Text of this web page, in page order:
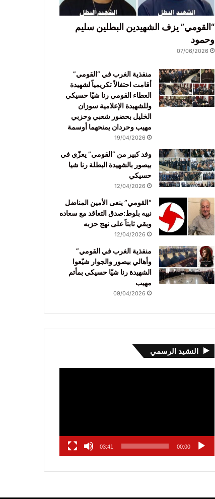
“القومي” يزف الشهيدين البطلين سليم
وحمود
07/06/2026
منفذية الغرب في “القومي”
أقامت احتفالاً تكريمياً لشهيدة
العطاء القومي رنا شيّا حسيكي
وللشهيدة الإعلامية سوزان
الخليل بحضور شعبي وحزبي
مهيب وحردان يمنحهما أوسمة
19/04/2026
وفد كبير من “القومي” يعزّي في
بيصور بالشهيدة البطلة رنا شيا
حسيكي
12/04/2026
“القومي” ينعى الأمين المناضل
نبيه بلوط:صدق التعاقد مع سعاده
وبقي ثابتاً على نهج حزبه
12/04/2026
منفذية الغرب في القومي”
وأهالي بيصور والجوار شيّعوا
الشهيدة رنا شيّا حسيكي بمأتم
مهيب
09/04/2026
النشيد الرسمي
00:00
03:41